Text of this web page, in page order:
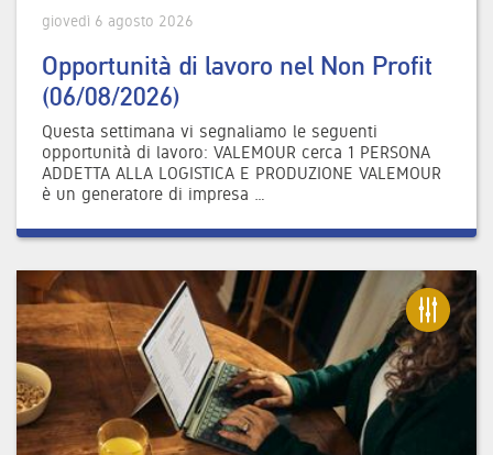
giovedì 6 agosto 2026
Opportunità di lavoro nel Non Profit
(06/08/2026)
Questa settimana vi segnaliamo le seguenti
opportunità di lavoro: VALEMOUR cerca 1 PERSONA
ADDETTA ALLA LOGISTICA E PRODUZIONE VALEMOUR
è un generatore di impresa …